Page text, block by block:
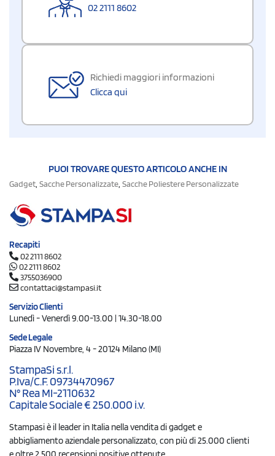
02 2111 8602
Richiedi maggiori informazioni
Clicca qui
PUOI TROVARE QUESTO ARTICOLO ANCHE IN
Gadget, Sacche Personalizzate, Sacche Poliestere Personalizzate
Recapiti
02 2111 8602
02 2111 8602
3755036900
contattaci@stampasi.it
Servizio Clienti
Lunedì - Venerdì 9.00-13.00 | 14.30-18.00
Sede Legale
Piazza IV Novembre, 4 - 20124 Milano (MI)
StampaSi s.r.l.
P.Iva/C.F. 09734470967
N° Rea MI-2110632
Capitale Sociale € 250.000 i.v.
Stampasi è il leader in Italia nella vendita di gadget e
abbigliamento aziendale personalizzato, con più di 25.000 clienti